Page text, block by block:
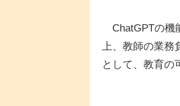
ChatGPTの機
上、教師の業務
として、教育の